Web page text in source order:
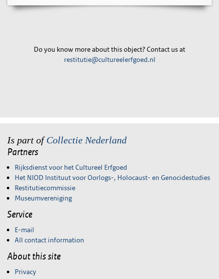
Do you know more about this object? Contact us at
restitutie@cultureelerfgoed.nl
Is part ofCollectie Nederland
Partners
Rijksdienst voor het Cultureel Erfgoed
Het NIOD Instituut voor Oorlogs-, Holocaust- en Genocidestudies
Restitutiecommissie
Museumvereniging
Service
E-mail
All contact information
About this site
Privacy